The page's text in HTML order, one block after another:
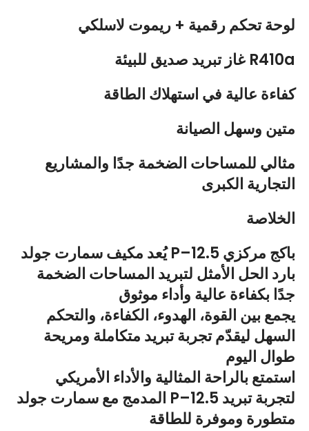
لوحة تحكم رقمية + ريموت لاسلكي
غاز تبريد صديق للبيئة R410a
كفاءة عالية في استهلاك الطاقة
متين وسهل الصيانة
مثالي للمساحات الضخمة جدًا والمشاريع
التجارية الكبرى
الخلاصة
يُعد مكيف سمارت جولد P–12.5 باكج مركزي
بارد الحل الأمثل لتبريد المساحات الضخمة
جدًا بكفاءة عالية وأداء موثوق
يجمع بين القوة، الهدوء، الكفاءة، والتحكم
السهل ليقدّم تجربة تبريد متكاملة ومريحة
طوال اليوم
استمتع بالراحة المثالية والأداء الأمريكي
المدمج مع سمارت جولد P–12.5 لتجربة تبريد
متطورة وموفرة للطاقة